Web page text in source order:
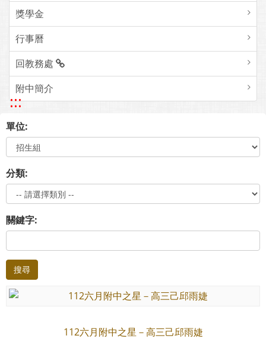
獎學金
行事曆
回教務處
附中簡介
:::
單位:
分類:
關鍵字:
搜尋
112六月附中之星－高三己邱雨婕